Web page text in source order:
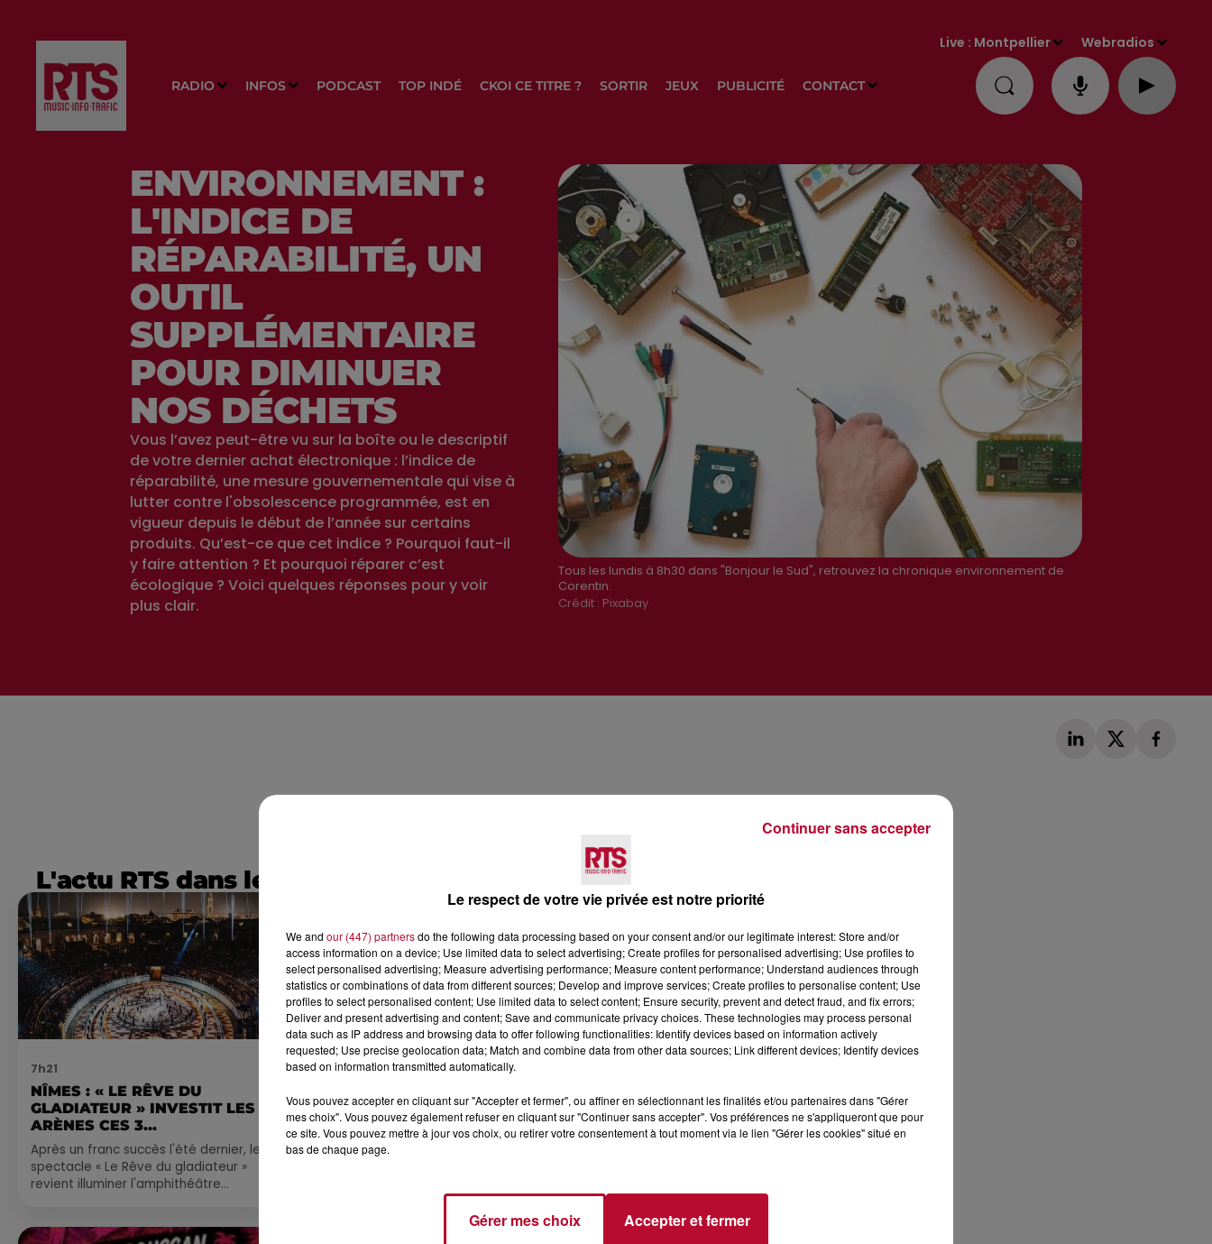
RADIO INFOS PODCAST TOP INDÉ CKOI CE TITRE ? SORTIR JEUX PUBLICITÉ CONTACT
Live : Montpellier Webradios
Tous les lundis à 8h30 dans "Bonjour le Sud", retrouvez la chronique environnement de
Corentin.
Crédit : Pixabay
ENVIRONNEMENT :
L'INDICE DE
RÉPARABILITÉ, UN
OUTIL
SUPPLÉMENTAIRE
POUR DIMINUER
NOS DÉCHETS
Vous l’avez peut-être vu sur la boîte ou le descriptif
de votre dernier achat électronique : l’indice de
réparabilité, une mesure gouvernementale qui vise à
lutter contre l'obsolescence programmée, est en
vigueur depuis le début de l’année sur certains
produits. Qu’est-ce que cet indice ? Pourquoi faut-il
y faire attention ? Et pourquoi réparer c’est
écologique ? Voici quelques réponses pour y voir
plus clair.
L'actu RTS dans le Sud
7h21
NÎMES : « LE RÊVE DU
GLADIATEUR » INVESTIT LES
ARÈNES CES 3...
Après un franc succès l'été dernier, le
spectacle « Le Rêve du gladiateur »
revient illuminer l'amphithéâtre
4 août 2026
VILLEVEYRAC
ORIENTALES : TROIS SPOTS
DE SNORKELING À
EXPLORER...
été, un masque, un tuba et une paire
de palmes...
Le respect de votre vie privée est notre priorité
We and our (447) partnersdo the following data processing based on your consent and/or our legitimate interest: Store and/or
access information on a device; Use limited data to select advertising; Create profiles for personalised advertising; Use profiles to
select personalised advertising; Measure advertising performance; Measure content performance; Understand audiences through
statistics or combinations of data from different sources; Develop and improve services; Create profiles to personalise content; Use
profiles to select personalised content; Use limited data to select content; Ensure security, prevent and detect fraud, and fix errors;
Deliver and present advertising and content; Save and communicate privacy choices. These technologies may process personal
data such as IP address and browsing data to offer following functionalities: Identify devices based on information actively
requested; Use precise geolocation data; Match and combine data from other data sources; Link different devices; Identify devices
based on information transmitted automatically.
Vous pouvez accepter en cliquant sur "Accepter et fermer", ou affiner en sélectionnant les finalités et/ou partenaires dans "Gérer
mes choix". Vous pouvez également refuser en cliquant sur "Continuer sans accepter". Vos préférences ne s'appliqueront que pour
ce site. Vous pouvez mettre à jour vos choix, ou retirer votre consentement à tout moment via le lien "Gérer les cookies" situé en
bas de chaque page.
Gérer mes choix Accepter et fermer
Continuer sans accepter